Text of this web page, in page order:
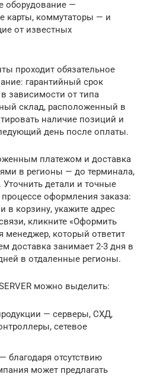
оборудование —
карты, коммутаторы — и
от известных
проходит обязательное
гарантийный срок
зависимости от типа
склад, расположенный в
наличие позиций и
день после оплаты.
платежом и доставка
в регионы — до терминала,
Уточнить детали и точные
оформления заказа:
в корзину, укажите адрес
кликните «Оформить
менеджер, который ответит
доставка занимает 2-3 дня в
в отдаленные регионы.
можно выделить:
— серверы, СХД,
сетевое
благодаря отсутствию
может предлагать